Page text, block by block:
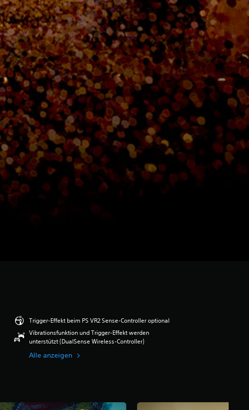
Trigger-Effekt beim PS VR2 Sense-Controller optional
Vibrationsfunktion und Trigger-Effekt werden
unterstützt (DualSense Wireless-Controller)
Alle anzeigen